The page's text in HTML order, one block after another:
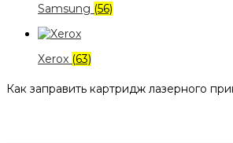
Samsung (56)
Xerox (63)
Как заправить картридж лазерного